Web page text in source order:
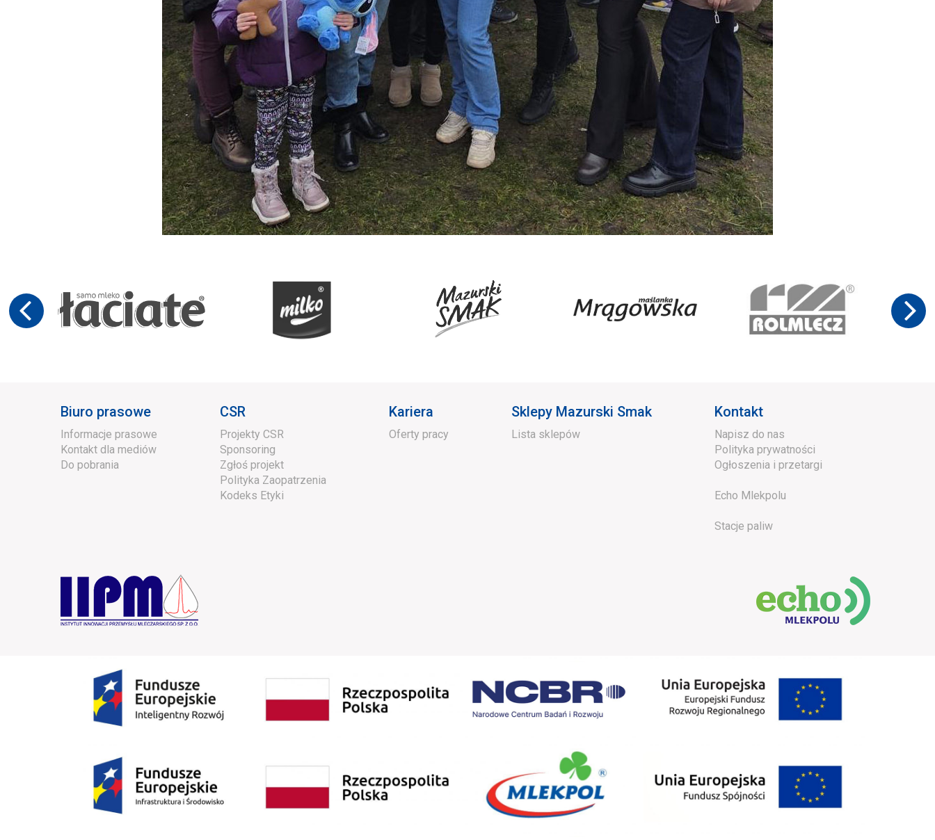
Biuro prasowe
Informacje prasowe
Kontakt dla mediów
Do pobrania
CSR
Projekty CSR
Sponsoring
Zgłoś projekt
Polityka Zaopatrzenia
Kodeks Etyki
Kariera
Oferty pracy
Sklepy Mazurski Smak
Lista sklepów
Kontakt
Napisz do nas
Polityka prywatności
Ogłoszenia i przetargi
Echo Mlekpolu
Stacje paliw